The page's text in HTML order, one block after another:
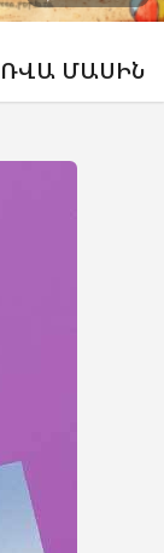
ՄԱՍԻՆ